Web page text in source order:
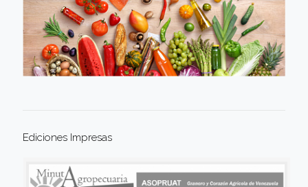
Ediciones Impresas